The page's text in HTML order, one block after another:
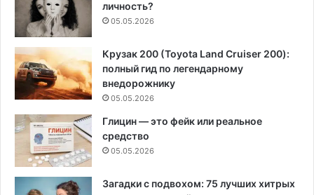
личность?
05.05.2026
Крузак 200 (Toyota Land Cruiser 200):
полный гид по легендарному
внедорожнику
05.05.2026
Глицин — это фейк или реальное
средство
05.05.2026
Загадки с подвохом: 75 лучших хитрых